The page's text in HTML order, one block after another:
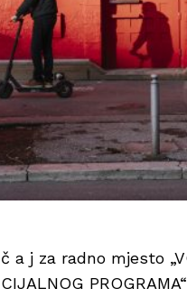
a j za radno mjesto
PROGRAMA“